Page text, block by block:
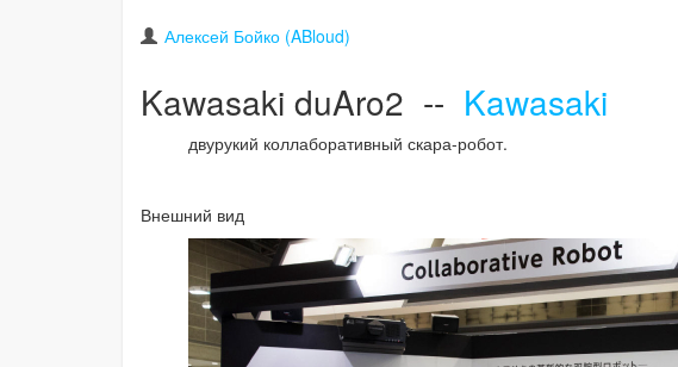
Алексей Бойко (ABloud)
Kawasaki duAro2 -- Kawasaki
двурукий коллаборативный скара-робот.
Внешний вид